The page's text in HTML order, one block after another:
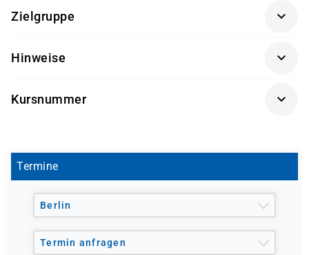
folgende Vorkenntnisse mitbringen:
Redetechnik"
Zielgruppe
Hinweise
Kursnummer
Termine
Berlin
Termin anfragen